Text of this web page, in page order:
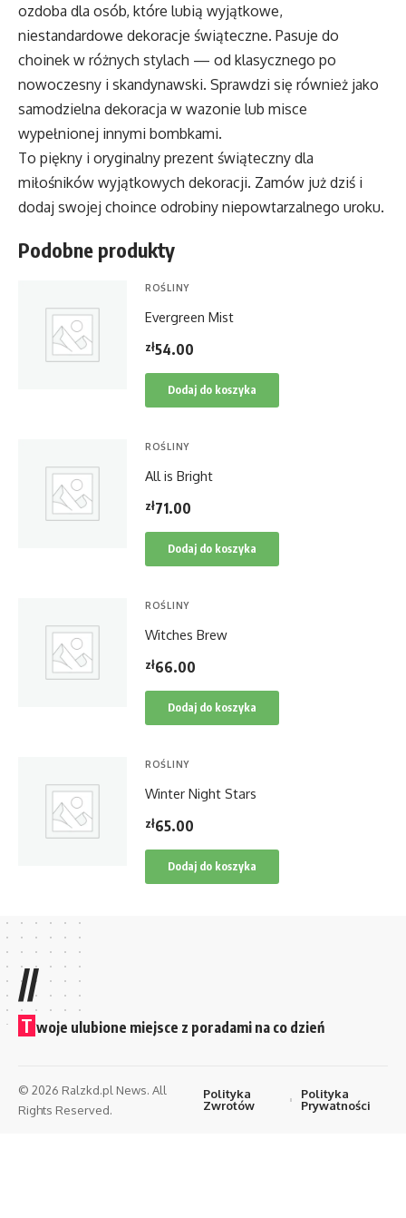
ozdoba dla osób, które lubią wyjątkowe,
niestandardowe dekoracje świąteczne. Pasuje do
choinek w różnych stylach — od klasycznego po
nowoczesny i skandynawski. Sprawdzi się również jako
samodzielna dekoracja w wazonie lub misce
wypełnionej innymi bombkami.
To piękny i oryginalny prezent świąteczny dla
miłośników wyjątkowych dekoracji. Zamów już dziś i
dodaj swojej choince odrobiny niepowtarzalnego uroku.
Podobne produkty
ROŚLINY
Evergreen Mist
zł54.00
Dodaj do koszyka
ROŚLINY
All is Bright
zł71.00
Dodaj do koszyka
ROŚLINY
Witches Brew
zł66.00
Dodaj do koszyka
ROŚLINY
Winter Night Stars
zł65.00
Dodaj do koszyka
//
T woje ulubione miejsce z poradami na co dzień
© 2026 Ralzkd.pl News. All
Rights Reserved.
Polityka
Zwrotów
Polityka
Prywatności